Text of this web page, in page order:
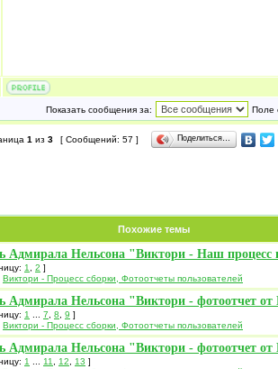
Показать сообщения за: Поле
1 из 3 [ Сообщений: 57 ] Поделиться…
Похожие темы
Адмирала Нельсона "Виктори - Наш процесс
1 2 ]
Виктори - Процесс сборки, Фотоотчеты пользователей
Адмирала Нельсона "Виктори - фотоотчет от
1 7 8 9 ]
Виктори - Процесс сборки, Фотоотчеты пользователей
Адмирала Нельсона "Виктори - фотоотчет от
1 11 12 13 ]